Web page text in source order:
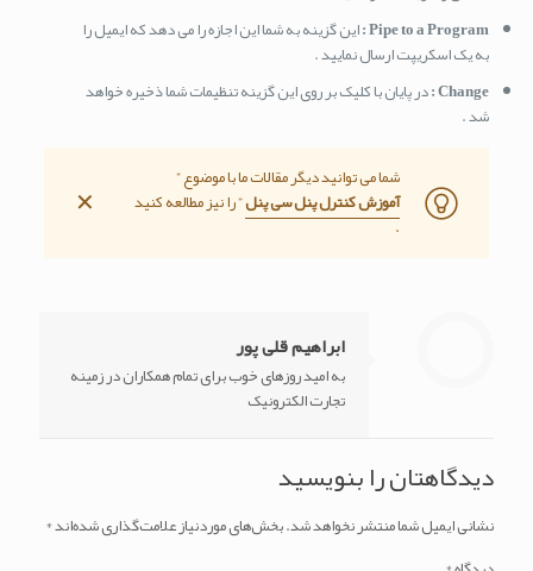
Pipe to a Program : این گزینه به شما این اجازه را می دهد که ایمیل را
به یک اسکریپت ارسال نمایید .
Change : در پایان با کلیک بر روی این گزینه تنظیمات شما ذخیره خواهد
شد .
شما می توانید دیگر مقالات ما با موضوع ”
آموزش کنترل پنل سی پنل” را نیز مطالعه کنید
.
✕
ابراهیم قلی پور
به امید روزهای خوب برای تمام همکاران در زمینه
تجارت الکترونیک
دیدگاهتان را بنویسید
نشانی ایمیل شما منتشر نخواهد شد.بخش‌های موردنیاز علامت‌گذاری شده‌اند*